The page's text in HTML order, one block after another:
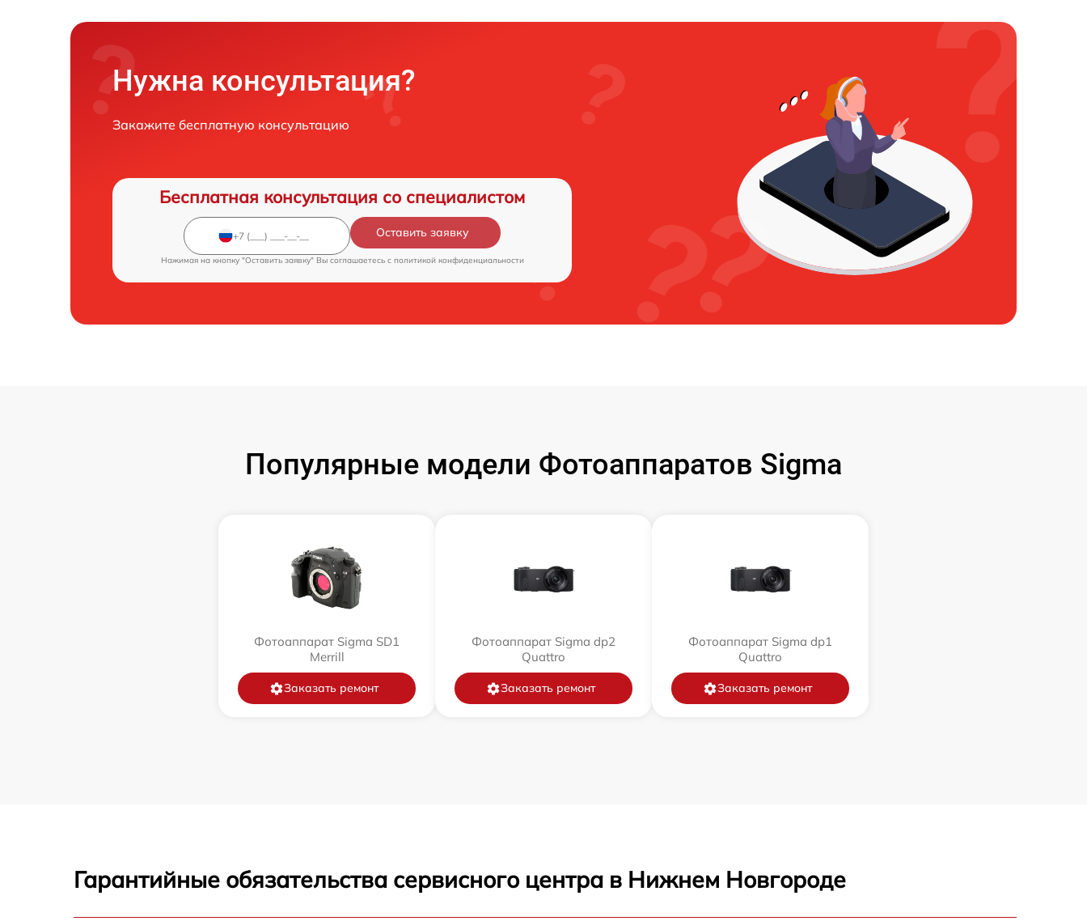
Нужна консультация?
Закажите бесплатную консультацию
Бесплатная консультация со специалистом
Оставить заявку
Нажимая на кнопку "Оставить заявку" Вы соглашаетесь c политикой конфиденциальности
Популярные модели Фотоаппаратов Sigma
Фотоаппарат Sigma SD1
Merrill
Заказать ремонт
Фотоаппарат Sigma dp2
Quattro
Заказать ремонт
Фотоаппарат Sigma dp1
Quattro
Заказать ремонт
Гарантийные обязательства сервисного центра в Нижнем Новгороде